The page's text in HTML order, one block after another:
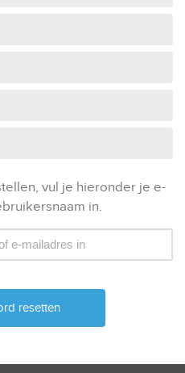
vul je hieronder je e-
in.